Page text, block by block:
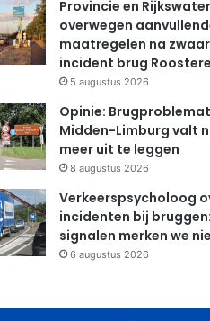
Provincie en
overwegen
maatregelen na zwaar
incident brug
5 augustus 2026
Opinie:
Midden-Limburg valt
meer uit te leggen
8 augustus 2026
Verkeerspsycholoog
incidenten bij bruggen:
signalen merken we
6 augustus 2026